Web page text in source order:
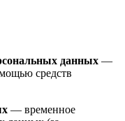
данных —
средств
— временное